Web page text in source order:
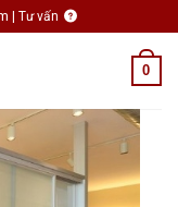
| Tư vấn
0